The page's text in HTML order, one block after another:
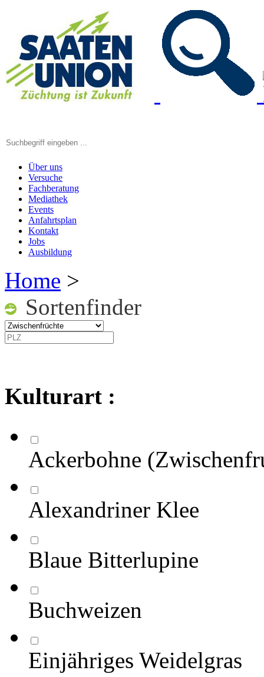
Über uns
Versuche
Fachberatung
Mediathek
Events
Anfahrtsplan
Kontakt
Jobs
Ausbildung
Home >
Sortenfinder
Kulturart :
Ackerbohne
Alexandriner Klee
Blaue Bitterlupine
Buchweizen
Einjähriges Weidelgras